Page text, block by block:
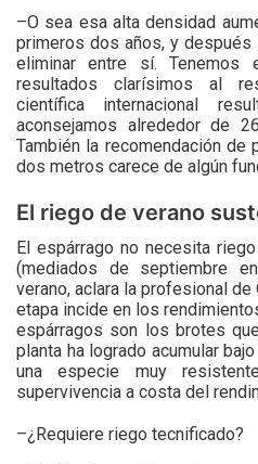
–O sea esa alta densidad
primeros dos años, y
eliminar entre sí. Tenemos
resultados clarísimos al
científica internacional
aconsejamos alrededor de
También la recomendación de
dos metros carece de algún
El riego de verano
El espárrago no necesita
(mediados de septiembre
verano, aclara la profesional
etapa incide en los
espárragos son los brotes
planta ha logrado acumular
una especie muy
supervivencia a costa del
–¿Requiere riego tecnificado?